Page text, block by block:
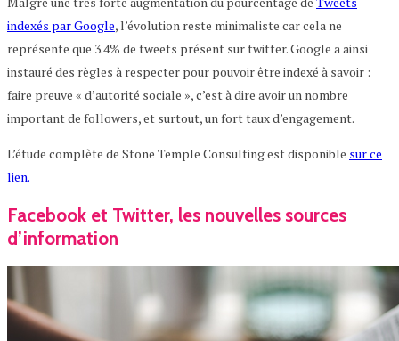
indexés par Google, l’évolution reste minimaliste car cela ne
représente que 3.4% de tweets présent sur twitter. Google a ainsi
instauré des règles à respecter pour pouvoir être indexé à savoir :
faire preuve « d’autorité sociale », c’est à dire avoir un nombre
important de followers, et surtout, un fort taux d’engagement.
L’étude complète de Stone Temple Consulting est disponible sur ce
lien.
Facebook et Twitter, les nouvelles sources
d’information